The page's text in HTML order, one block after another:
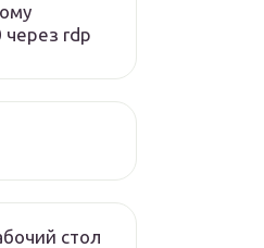
через rdp
стол